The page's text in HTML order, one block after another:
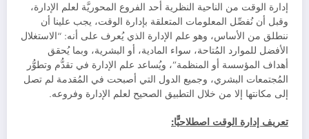
إدارة الوقت من الناحية النظرية أحد الفروع المحوريَّة لعلم الإدارة،
وقبل أن نُفصِّل المعلومات المتعلقة بإدارة الوقت، يجب علينا أن
ننطلق من الأساس، وهو علم الإدارة الذي يُعرف على أنه: “الاستغلال
الأفضل للموارد المُتاحة، سواء المادية، أو البشرية، وبما يُحقق
أهداف المؤسسة أو المنظمة”، ويُساعد علم الإدارة في تقدُّم وتطوُّر
المُجتمعات البشري، وجميع الدول التي أصبحت في المُقدمة لم تصل
إلى مكانتها إلا من خلال التطبيق الصحيح لعلم الإدارة وفروعه.
تعريف إدارة الوقت اصطلاحيًّا: